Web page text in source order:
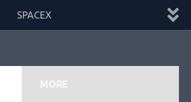
SPACEX
MORE